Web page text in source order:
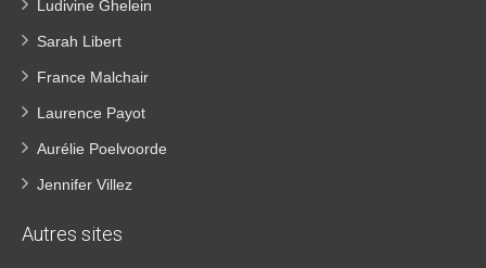
Ludivine Ghelein
Sarah Libert
France Malchair
Laurence Payot
Aurélie Poelvoorde
Jennifer Villez
Autres sites